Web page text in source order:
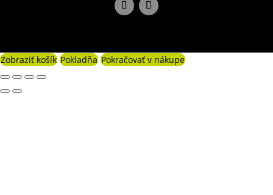
Zobraziť košík Pokladňa Pokračovať v nákupe